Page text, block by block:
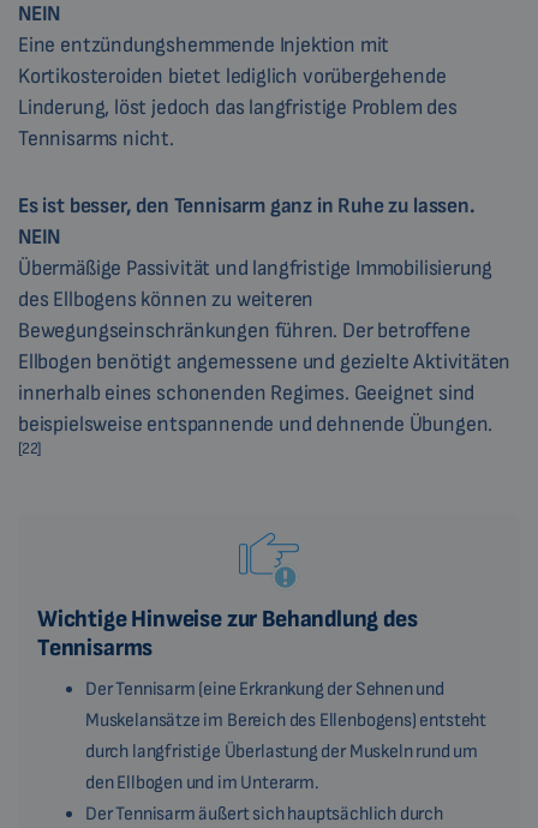
NEIN
Eine entzündungshemmende Injektion mit
Kortikosteroiden bietet lediglich vorübergehende
Linderung, löst jedoch das langfristige Problem des
Tennisarms nicht.
Es ist besser, den Tennisarm ganz in Ruhe zu lassen.
NEIN
Übermäßige Passivität und langfristige Immobilisierung
des Ellbogens können zu weiteren
Bewegungseinschränkungen führen. Der betroffene
Ellbogen benötigt angemessene und gezielte Aktivitäten
innerhalb eines schonenden Regimes. Geeignet sind
beispielsweise entspannende und dehnende Übungen.
[22]
Wichtige Hinweise zur Behandlung des
Tennisarms
Der Tennisarm (eine Erkrankung der Sehnen und
Muskelansätze im Bereich des Ellenbogens) entsteht
durch langfristige Überlastung der Muskeln rund um
den Ellbogen und im Unterarm.
Der Tennisarm äußert sich hauptsächlich durch